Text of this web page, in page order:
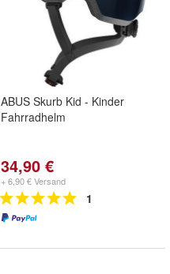
ABUS Skurb Kid - Kinder
Fahrradhelm
34,90 €
+ 6,90 € Versand
1